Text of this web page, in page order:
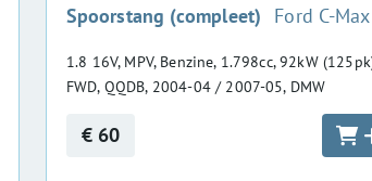
Spoorstang (compleet) :Ford C-Max
1.8 16V, MPV, Benzine, 1.798cc, 92kW
FWD, QQDB, 2004-04 / 2007-05, DMW
€ 60